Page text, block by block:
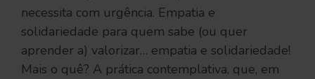
necessita com urgência. Empatia e
solidariedade para quem sabe (ou quer
aprender a) valorizar… empatia e solidariedade!
Mais o quê? A prática contemplativa, que, em